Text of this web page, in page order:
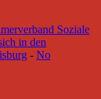
Soziale
in den
- No